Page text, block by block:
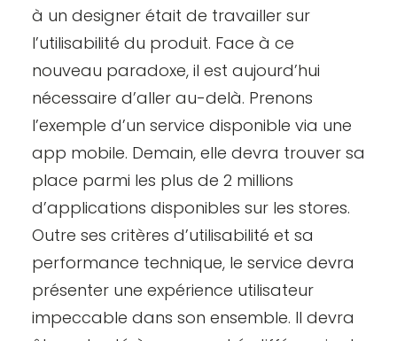
à un designer était de travailler sur
l’utilisabilité du produit. Face à ce
nouveau paradoxe, il est aujourd’hui
nécessaire d’aller au-delà. Prenons
l’exemple d’un service disponible via une
app mobile. Demain, elle devra trouver sa
place parmi les plus de 2 millions
d’applications disponibles sur les stores.
Outre ses critères d’utilisabilité et sa
performance technique, le service devra
présenter une expérience utilisateur
impeccable dans son ensemble. Il devra